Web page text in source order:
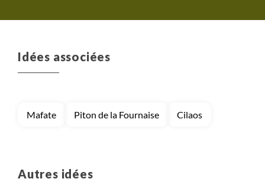
Idées associées
Mafate Piton de la Fournaise Cilaos
Autres idées